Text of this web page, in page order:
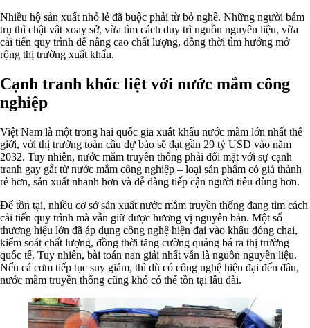
Nhiều hộ sản xuất nhỏ lẻ đã buộc phải từ bỏ nghề. Những người bám
trụ thì chật vật xoay sở, vừa tìm cách duy trì nguồn nguyên liệu, vừa
cải tiến quy trình để nâng cao chất lượng, đồng thời tìm hướng mở
rộng thị trường xuất khẩu.
Cạnh tranh khốc liệt với nước mắm công
nghiệp
Việt Nam là một trong hai quốc gia xuất khẩu nước mắm lớn nhất thế
giới, với thị trường toàn cầu dự báo sẽ đạt gần 29 tỷ USD vào năm
2032. Tuy nhiên, nước mắm truyền thống phải đối mặt với sự cạnh
tranh gay gắt từ nước mắm công nghiệp – loại sản phẩm có giá thành
rẻ hơn, sản xuất nhanh hơn và dễ dàng tiếp cận người tiêu dùng hơn.
Để tồn tại, nhiều cơ sở sản xuất nước mắm truyền thống đang tìm cách
cải tiến quy trình mà vẫn giữ được hương vị nguyên bản. Một số
thương hiệu lớn đã áp dụng công nghệ hiện đại vào khâu đóng chai,
kiểm soát chất lượng, đồng thời tăng cường quảng bá ra thị trường
quốc tế. Tuy nhiên, bài toán nan giải nhất vẫn là nguồn nguyên liệu.
Nếu cá cơm tiếp tục suy giảm, thì dù có công nghệ hiện đại đến đâu,
nước mắm truyền thống cũng khó có thể tồn tại lâu dài.